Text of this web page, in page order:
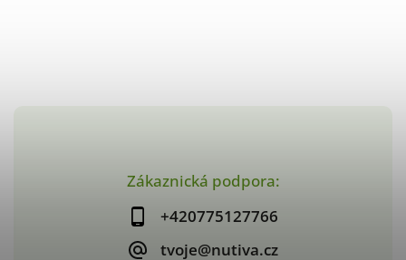
Zákaznická podpora:
+420775127766
tvoje@nutiva.cz